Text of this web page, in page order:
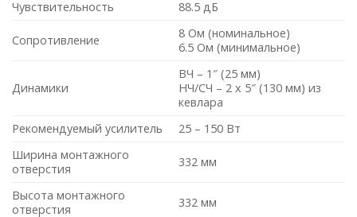
Чувствительность
88.5 дБ
Сопротивление
8 Ом (номинальное)
6.5 Ом (минимальное)
Динамики
ВЧ – 1″ (25 мм)
НЧ/СЧ – 2 x 5″ (130 мм) из
кевлара
Рекомендуемый усилитель
25 – 150 Вт
Ширина монтажного
отверстия
332 мм
Высота монтажного
отверстия
332 мм